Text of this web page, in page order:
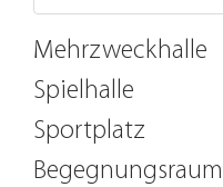
Mehrzweckhalle
Spielhalle
Sportplatz